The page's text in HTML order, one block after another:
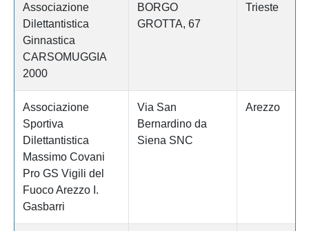
Associazione
Dilettantistica
Ginnastica
CARSOMUGGIA
2000
BORGO
GROTTA, 67
Trieste
Associazione
Sportiva
Dilettantistica
Massimo Covani
Pro GS Vigili del
Fuoco Arezzo I.
Gasbarri
Via San
Bernardino da
Siena SNC
Arezzo